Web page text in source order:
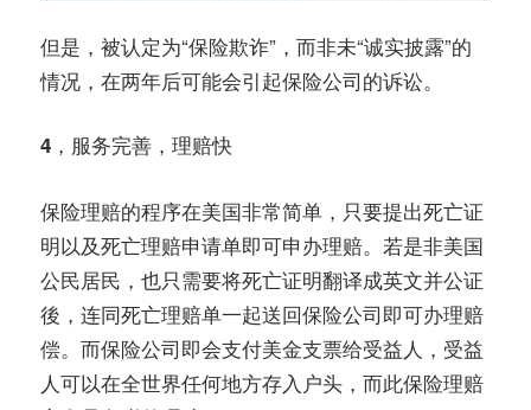
但是，被认定为“保险欺诈”，而非未“诚实披露”的
情况，在两年后可能会引起保险公司的诉讼。
4，服务完善，理赔快
保险理赔的程序在美国非常简单，只要提出死亡证
明以及死亡理赔申请单即可申办理赔。若是非美国
公民居民，也只需要将死亡证明翻译成英文并公证
後，连同死亡理赔单一起送回保险公司即可办理赔
偿。而保险公司即会支付美金支票给受益人，受益
人可以在全世界任何地方存入户头，而此保险理赔